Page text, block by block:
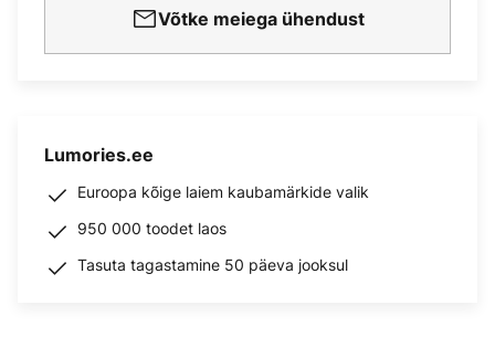
Võtke meiega ühendust
Lumories.ee
Euroopa kõige laiem kaubamärkide valik
950 000 toodet laos
Tasuta tagastamine 50 päeva jooksul